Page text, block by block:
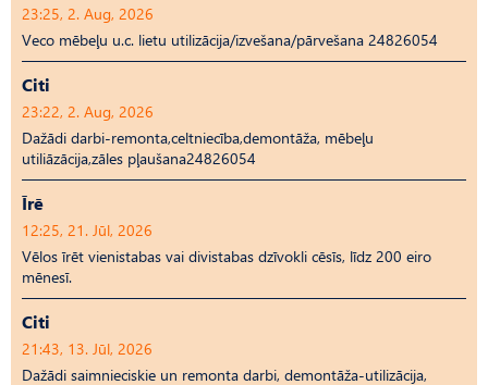
23:25, 2. Aug, 2026
Veco mēbeļu u.c. lietu utilizācija/izvešana/pārvešana 24826054
Citi
23:22, 2. Aug, 2026
Dažādi darbi-remonta,celtniecība,demontāža, mēbeļu
utiliāzācija,zāles pļaušana24826054
Īrē
12:25, 21. Jūl, 2026
Vēlos īrēt vienistabas vai divistabas dzīvokli cēsīs, līdz 200 eiro
mēnesī.
Citi
21:43, 13. Jūl, 2026
Dažādi saimnieciskie un remonta darbi, demontāža-utilizācija,